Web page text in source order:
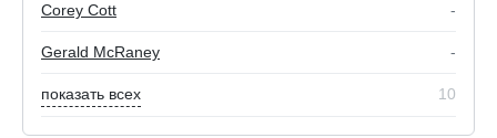
Corey Cott -
Gerald McRaney -
показать всех 10